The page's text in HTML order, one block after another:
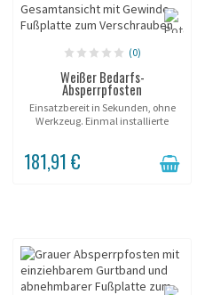
(0)
Weißer Bedarfs-
Absperrpfosten
Einsatzbereit in Sekunden, ohne
Werkzeug. Einmal installierte
Sanfter Gurtrücklauf, ohne Ruck....
181,91 €